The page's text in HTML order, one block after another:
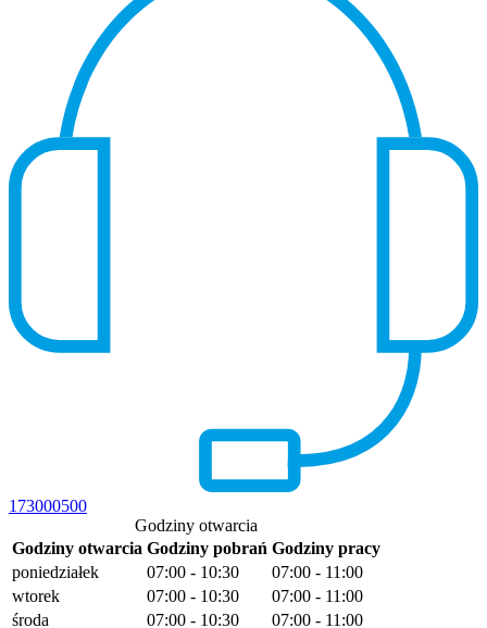
173000500
Godziny otwarcia
Godziny otwarcia Godziny pobrań Godziny pracy
poniedziałek
07:00 - 10:30
07:00 - 11:00
wtorek
07:00 - 10:30
07:00 - 11:00
środa
07:00 - 10:30
07:00 - 11:00